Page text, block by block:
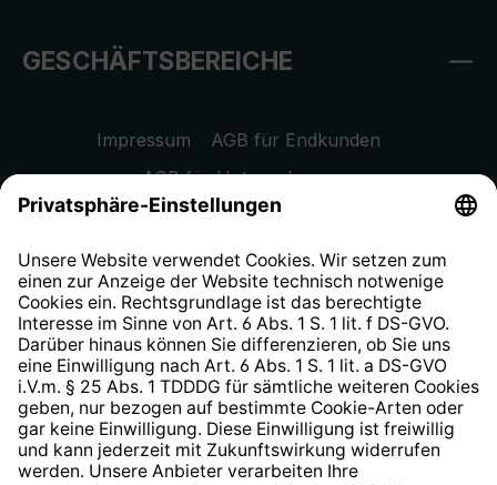
GESCHÄFTSBEREICHE
Impressum
AGB für Endkunden
AGB für Unternehmen
Datenschutzhinweis
Widerrufsrecht
Hinweisgeberschutzsystem
Barrierefreiheit